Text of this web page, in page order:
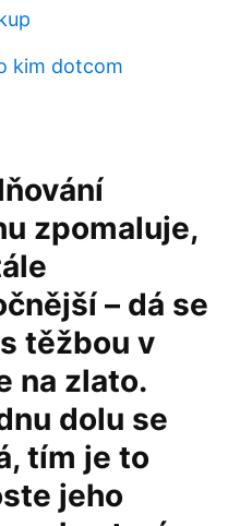
kim dotcom
zpomaluje,
– dá se
těžbou v
na zlato.
dolu se
tím je to
jeho